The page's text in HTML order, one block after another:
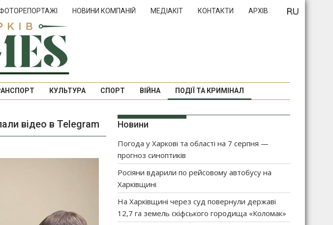
НОВИНИ КОМПАНІЙ МЕДІАКІТ КОНТАКТИ АРХІВ
КУЛЬТУРА СПОРТ ВІЙНА ПОДІЇ ТА КРИМІНАЛ
відео в Telegram Новини
Погода у Харкові та області на 7 серпня —
прогноз синоптиків
Росіяни вдарили по рейсовому автобусу на
Харківщині
На Харківщині через суд повернули державі
12,7 га земель скіфського городища «Коломак»